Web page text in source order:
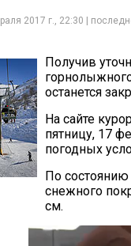
2017 г., 22:30 |
Получив
останется
На сайте
пятницу, 17
погодных
По
снежного
см.